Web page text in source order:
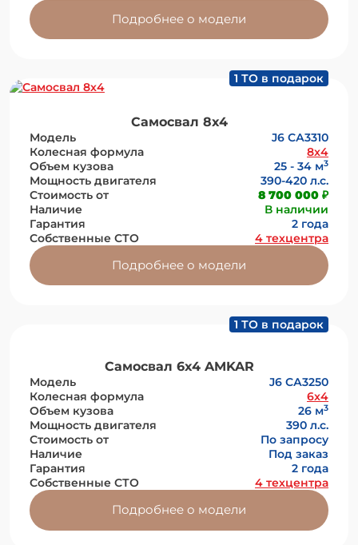
Подробнее о модели
1 ТО в подарок
Самосвал 8х4
Модель
J6 СА3310
Колесная формула
8x4
Объем кузова
25 - 34 м3
Мощность двигателя
390-420 л.с.
Стоимость от
8 700 000 ₽
Наличие
В наличии
Гарантия
2 года
Собственные СТО
4 техцентра
Подробнее о модели
1 ТО в подарок
Самосвал 6х4 AMKAR
Модель
J6 СА3250
Колесная формула
6x4
Объем кузова
26 м3
Мощность двигателя
390 л.с.
Стоимость от
По запросу
Наличие
Под заказ
Гарантия
2 года
Собственные СТО
4 техцентра
Подробнее о модели